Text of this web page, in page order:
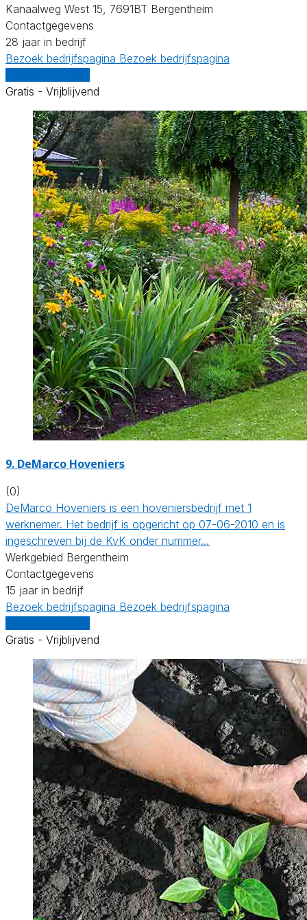
Kanaalweg West 15, 7691BT Bergentheim
Contactgegevens
28 jaar in bedrijf
Bezoek bedrijfspagina Bezoek bedrijfspagina
Gratis - Vrijblijvend
9. DeMarco Hoveniers
(0)
DeMarco Hoveniers is een hoveniersbedrijf met 1
werknemer. Het bedrijf is opgericht op 07-06-2010 en is
ingeschreven bij de KvK onder nummer…
Werkgebied Bergentheim
Contactgegevens
15 jaar in bedrijf
Bezoek bedrijfspagina Bezoek bedrijfspagina
Gratis - Vrijblijvend